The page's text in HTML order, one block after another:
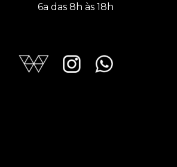
6a das 8h às 18h